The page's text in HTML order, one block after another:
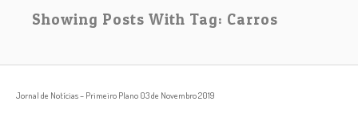
Showing Posts With Tag: Carros
Jornal de Notícias – Primeiro Plano 03 de Novembro 2019